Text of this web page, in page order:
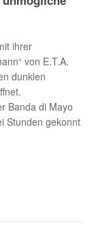
ihrer
von E.T.A.
dunklen
Banda di Mayo
Stunden gekonnt